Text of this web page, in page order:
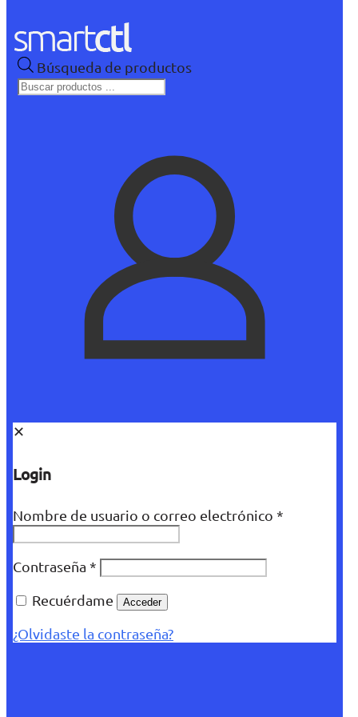
Búsqueda de productos
✕
Login
Nombre de usuario o correo electrónico *
Contraseña *
Recuérdame
Acceder
¿Olvidaste la contraseña?